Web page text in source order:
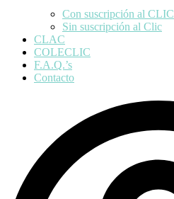
Con suscripción al CLIC
Sin suscripción al Clic
CLAC
COLECLIC
F.A.Q.’s
Contacto